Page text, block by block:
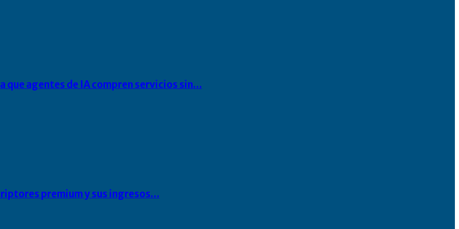
agentes de IA compren servicios sin…
premium y sus ingresos…